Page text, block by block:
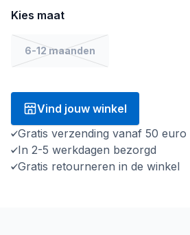
Kies maat
6-12 maanden
Vind jouw winkel
Gratis verzending vanaf 50 euro
In 2-5 werkdagen bezorgd
Gratis retourneren in de winkel